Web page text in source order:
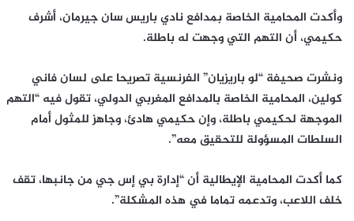
وأكدت المحامية الخاصة بمدافع نادي باريس سان جيرمان، أشرف
حكيمي، أن التهم التي وجهت له باطلة.
ونشرت صحيفة “لو باريزيان” الفرنسية تصريحا على لسان فاني
كولين، المحامية الخاصة بالمدافع المغربي الدولي، تقول فيه “التهم
الموجهة لحكيمي باطلة، وإن حكيمي هادئ، وجاهز للمثول أمام
السلطات المسؤولة للتحقيق معه”.
كما أكدت المحامية الإيطالية أن “إدارة بي إس جي من جانبها، تقف
خلف اللاعب، وتدعمه تماما في هذه المشكلة”.